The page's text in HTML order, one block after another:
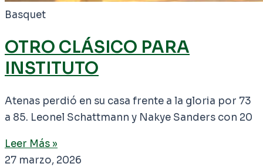
Basquet
OTRO CLÁSICO PARA
INSTITUTO
Atenas perdió en su casa frente a la gloria por 73
a 85. Leonel Schattmann y Nakye Sanders con 20
Leer Más »
27 marzo, 2026